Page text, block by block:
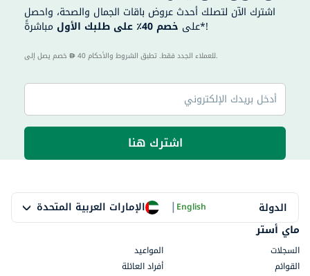
اشترك الآن لتصلك أحدث عروض باقات الجمال والصحة، واحصل
على خصم 40٪ على طلبك الأول مباشرةً*!
40 للعملاء الجدد فقط. تطبق الشروط والأحكام.
اشترك هنا
الدولة الإمارات العربية المتحدة |English
ماي أستر
السجلات
المواعيد
القوائم
أفراد العائلة